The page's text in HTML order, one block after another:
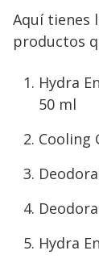
Aquí tienes
productos
Hydra
50 ml
Cooling
Hydra